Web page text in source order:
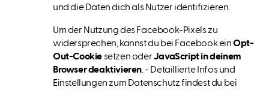
und die Daten dich als Nutzer identifizieren.
Um der Nutzung des Facebook-Pixels zu
widersprechen, kannst du bei Facebook einOpt-
Out-Cookie setzen oderJavaScript in deinem
Browser deaktivieren. - Detaillierte Infos und
Einstellungen zum Datenschutz findest du bei